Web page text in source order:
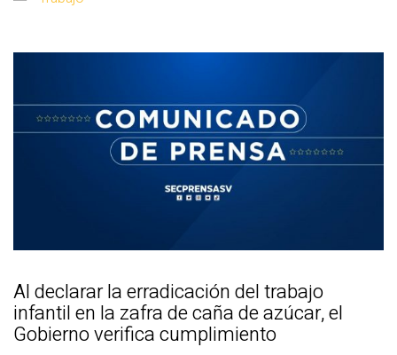
Al declarar la erradicación del trabajo
infantil en la zafra de caña de azúcar, el
Gobierno verifica cumplimiento